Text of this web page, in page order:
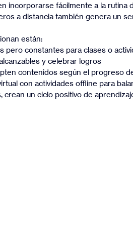
incorporarse fácilmente a la rutina
a distancia también genera un
están:
pero constantes para clases o
y celebrar logros
contenidos según el progreso
con actividades offline para
crean un ciclo positivo de